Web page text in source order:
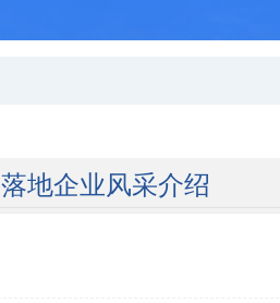
落地企业风采介绍